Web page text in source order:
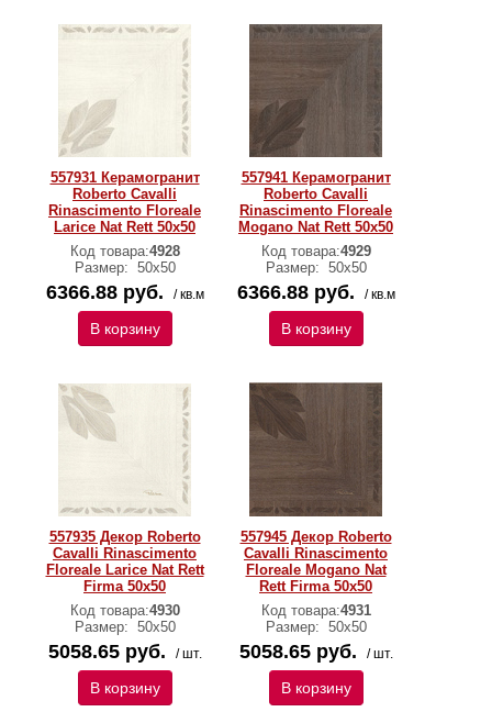
557931 Керамогранит
Roberto Cavalli
Rinascimento Floreale
Larice Nat Rett 50x50
Код товара:4928
Размер: 50x50
6366.88 руб. / кв.м
В корзину
557941 Керамогранит
Roberto Cavalli
Rinascimento Floreale
Mogano Nat Rett 50х50
Код товара:4929
Размер: 50x50
6366.88 руб. / кв.м
В корзину
557935 Декор Roberto
Cavalli Rinascimento
Floreale Larice Nat Rett
Firma 50х50
Код товара:4930
Размер: 50x50
5058.65 руб. / шт.
В корзину
557945 Декор Roberto
Cavalli Rinascimento
Floreale Mogano Nat
Rett Firma 50х50
Код товара:4931
Размер: 50x50
5058.65 руб. / шт.
В корзину